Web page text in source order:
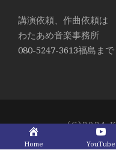
講演依頼、作曲依頼は
わたあめ音楽事務所
080-5247-3613福島まで
(C)2024
Home YouTube